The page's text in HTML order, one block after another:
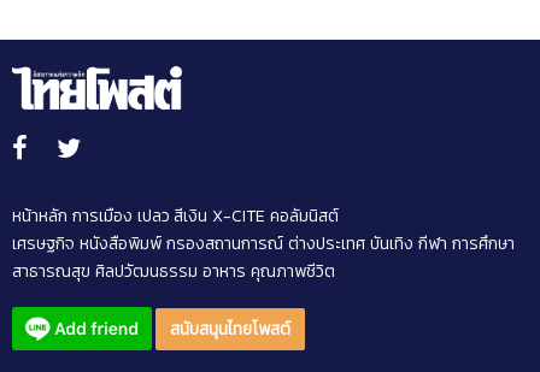
หน้าหลัก การเมือง เปลว สีเงิน X-CITE คอลัมนิสต์
เศรษฐกิจ หนังสือพิมพ์กรองสถานการณ์ต่างประเทศบันเทิง กีฬา การศึกษา
สาธารณสุข ศิลปวัฒนธรรม อาหาร คุณภาพชีวิต
สนับสนุนไทยโพสต์